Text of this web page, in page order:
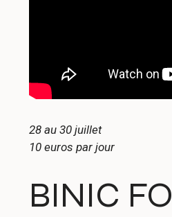
28 au 30 juillet
10 euros par jour
BINIC